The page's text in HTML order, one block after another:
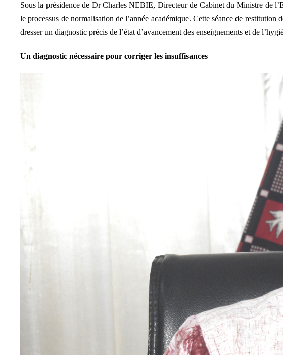
Sous la présidence de Dr Charles NEBIE, Directeur de Cabinet du Ministre de
le processus de normalisation de l’année académique. Cette séance de
dresser un diagnostic précis de l’état d’avancement des enseignements et de
Un diagnostic nécessaire pour corriger les insuffisances